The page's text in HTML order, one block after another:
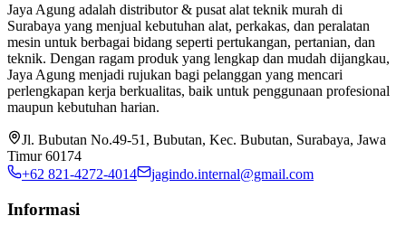
Jaya Agung adalah distributor & pusat alat teknik murah di
Surabaya yang menjual kebutuhan alat, perkakas, dan peralatan
mesin untuk berbagai bidang seperti pertukangan, pertanian, dan
teknik. Dengan ragam produk yang lengkap dan mudah dijangkau,
Jaya Agung menjadi rujukan bagi pelanggan yang mencari
perlengkapan kerja berkualitas, baik untuk penggunaan profesional
maupun kebutuhan harian.
Jl. Bubutan No.49-51, Bubutan, Kec. Bubutan, Surabaya, Jawa
Timur 60174
+62 821-4272-4014
jagindo.internal@gmail.com
Informasi